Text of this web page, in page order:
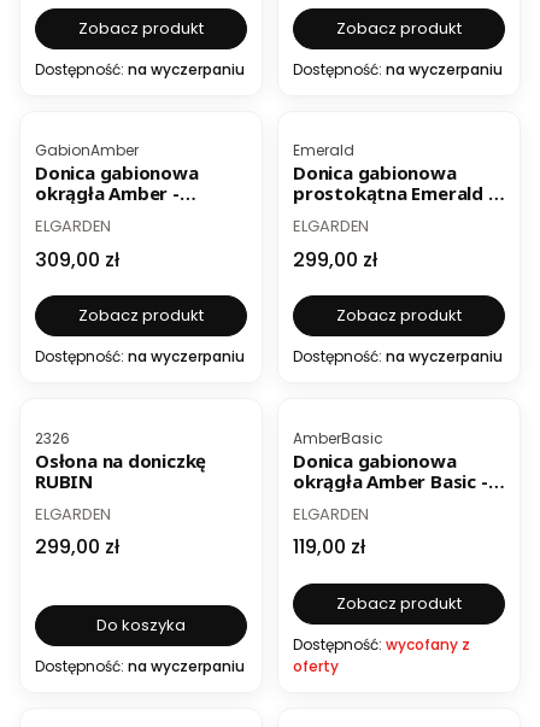
Zobacz produkt
Dostępność: na wyczerpaniu
Zobacz produkt
Dostępność: na wyczerpaniu
Kod produktu
GabionAmber
Donica gabionowa
okrągła Amber -
kolor srebrny
PRODUCENT
ELGARDEN
Cena
309,00 zł
Zobacz produkt
Dostępność: na wyczerpaniu
Kod produktu
Emerald
Donica gabionowa
prostokątna Emerald -
kolor ocynk ogniowy
PRODUCENT
ELGARDEN
Cena
299,00 zł
Zobacz produkt
Dostępność: na wyczerpaniu
Kod produktu
2326
Osłona na doniczkę
RUBIN
PRODUCENT
ELGARDEN
Cena
299,00 zł
Do koszyka
Dostępność: na wyczerpaniu
Kod produktu
AmberBasic
Donica gabionowa
okrągła Amber Basic -
kolor srebrny
PRODUCENT
ELGARDEN
Cena
119,00 zł
Zobacz produkt
Dostępność: wycofany z
oferty